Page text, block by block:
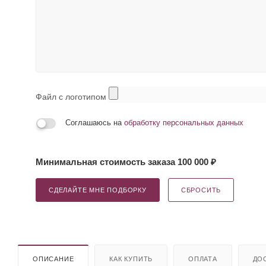
Файл с логотипом
Соглашаюсь на обработку персональных данных
Минимальная стоимость заказа 100 000 ₽
СДЕЛАЙТЕ МНЕ ПОДБОРКУ СБРОСИТЬ
ОПИСАНИЕ КАК КУПИТЬ ОПЛАТА